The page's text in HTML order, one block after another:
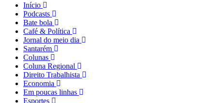
Início
Podcasts
Bate bola
Café & Política
Jornal do meio dia
Santarém
Colunas
Coluna Regional
Direito Trabalhista
Economia
Em poucas linhas
Esportes